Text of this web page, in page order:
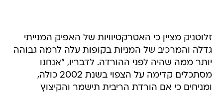
זלוטניק מציין כי האטרקטיוויות של האפיק המנייתי
גדלה והמרכיב של המניות בקופות עלה לרמה גבוהה
יותר ממה שהיה לפני ההורדה. לדבריו, "אנחנו
מסתכלים קדימה על הצפוי בשנת 2002 כולה,
ומניחים כי אם הורדת הריבית תישמר והקיצוץ